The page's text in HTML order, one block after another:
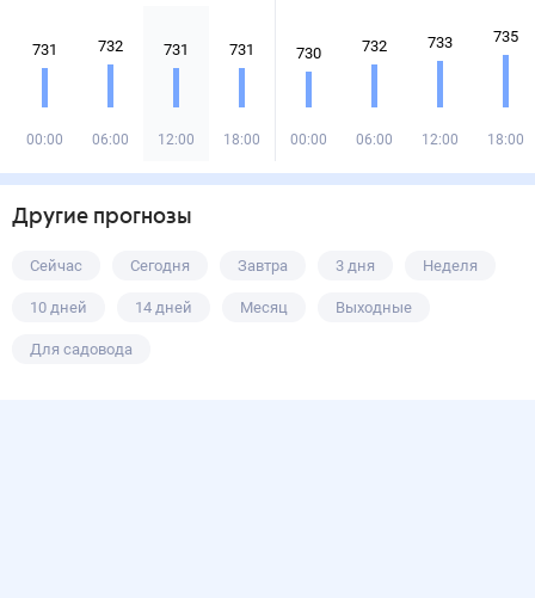
731
00:00
732
06:00
731
12:00
731
18:00
730
00:00
732
06:00
733
12:00
735
18:00
Другие прогнозы
Сейчас Сегодня Завтра 3 дня Неделя
10 дней 14 дней Месяц Выходные
Для садовода